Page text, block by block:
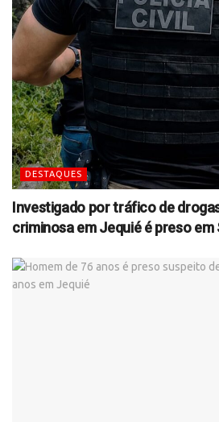
DESTAQUES
Investigado por tráfico de
criminosa em Jequié é preso em